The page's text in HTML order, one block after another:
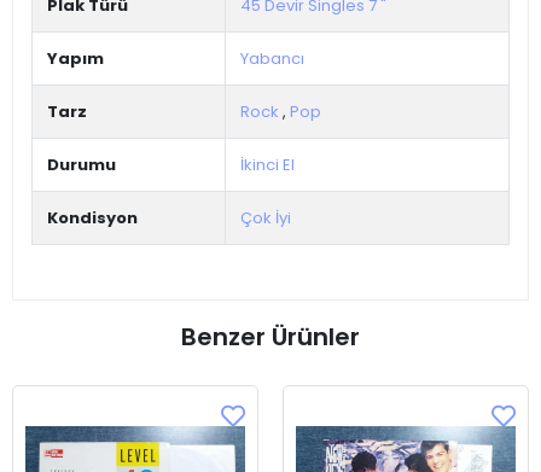
Plak Türü 45 Devir Singles 7 "
Yapım Yabancı
Tarz Rock , Pop
Durumu İkinci El
Kondisyon Çok İyi
Benzer Ürünler